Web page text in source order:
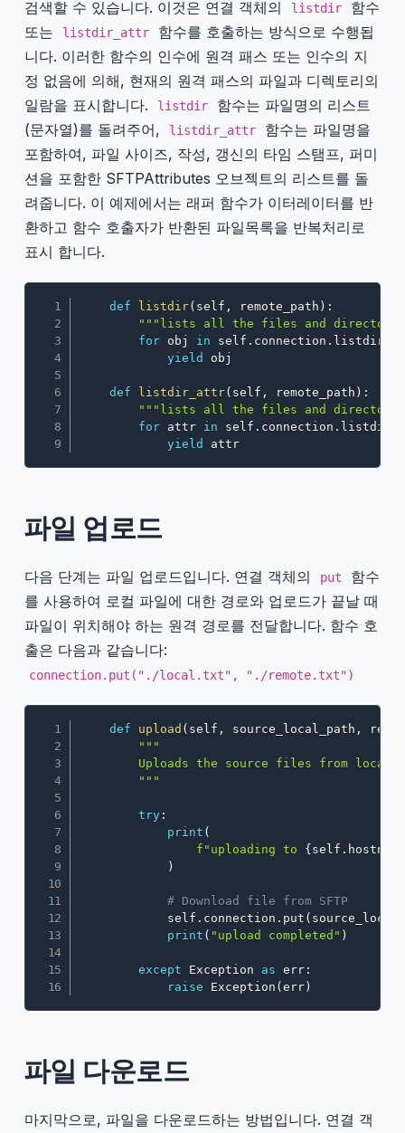
검색할 수 있습니다. 이것은 연결 객체의 listdir
함수
또는
listdir_attr
함수를 호출하는 방식으로 수행됩
니다. 이러한 함수의 인수에 원격 패스 또는 인수의 지
정 없음에 의해, 현재의 원격 패스의 파일과 디렉토리의
일람을 표시합니다.
listdir
함수는 파일명의 리스트
(문자열)를 돌려주어,
listdir_attr
함수는 파일명을
포함하여, 파일 사이즈, 작성, 갱신의 타임 스탬프, 퍼미
션을 포함한 SFTPAttributes 오브젝트의 리스트를 돌
려줍니다. 이 예제에서는 래퍼 함수가 이터레이터를 반
환하고 함수 호출자가 반환된 파일목록을 반복처리로
표시 합니다.
def listdir( self , remote_path ) :
"""lists all the files and
for obj in self . connection . listdir
yield
obj
def listdir_attr( self , remote_path ) :
"""lists all the files and
for attr in self . connection .
yield
attr
파일 업로드
다음 단계는 파일 업로드입니다. 연결 객체의 put
함수
를 사용하여 로컬 파일에 대한 경로와 업로드가 끝날 때
파일이 위치해야 하는 원격 경로를 전달합니다. 함수 호
출은 다음과 같습니다:
connection.put("./local.txt", "./remote.txt")
def upload ( self , source_local_path ,
"""
Uploads the source files from local
        """
try:
print (
f"uploading to { self . hostname
)
# Download file from SFTP
            self
. connection . put (
print ( "upload completed" )
except Exception as err:
raise Exception ( err)
Copy
파일 다운로드
마지막으로, 파일을 다운로드하는 방법입니다. 연결 객